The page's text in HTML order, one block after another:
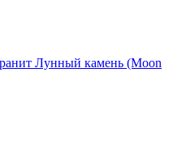
Лунный камень (Moon